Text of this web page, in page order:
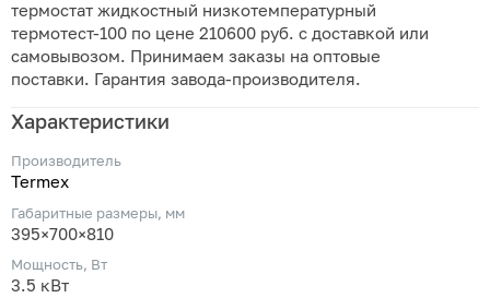
термостат жидкостный низкотемпературный
термотест-100 по цене 210600 руб. с доставкой или
самовывозом. Принимаем заказы на оптовые
поставки. Гарантия завода-производителя.
Характеристики
Производитель
Termex
Габаритные размеры, мм
395×700×810
Мощность, Вт
3.5 кВт